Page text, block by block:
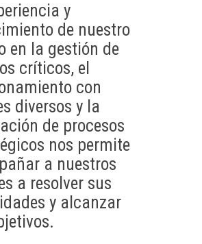
y
de nuestro
en la gestión de
críticos, el
con
diversos y la
de procesos
nos permite
a nuestros
a resolver sus
y alcanzar